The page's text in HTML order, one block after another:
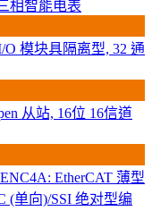
相智能电表
O 模块具隔离型, 32 通
从站, 16位 16信道
EtherCAT 薄型
(单向)/SSI 绝对型编